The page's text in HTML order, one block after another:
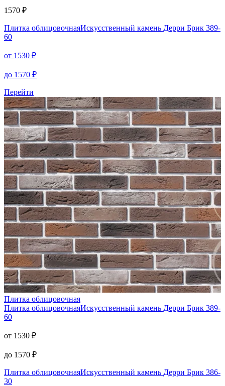
1570 ₽
Плитка облицовочнаяИскусственный камень Дерри Брик 389-
60
от 1530 ₽
до 1570 ₽
Перейти
Плитка облицовочная
Плитка облицовочнаяИскусственный камень Дерри Брик 389-
60
от 1530 ₽
до 1570 ₽
Плитка облицовочнаяИскусственный камень Дерри Брик 386-
30